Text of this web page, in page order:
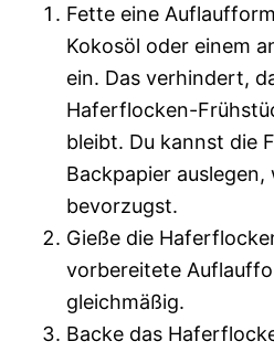
Fette eine
Kokosöl oder einem
ein. Das verhindert,
Haferflocken-
bleibt. Du kannst die
Backpapier auslegen,
bevorzugst.
Gieße die
vorbereitete
gleichmäßig.
Backe das